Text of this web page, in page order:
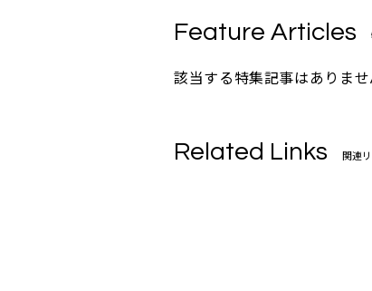
Feature Articles
該当する特集記事はありませ
Related Links 関連